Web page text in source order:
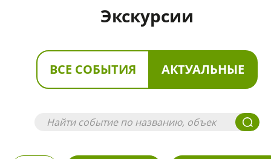
Экскурсии
ВСЕ СОБЫТИЯ АКТУАЛЬНЫЕ